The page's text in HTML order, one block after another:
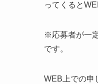
ってくると
※応募者が一
です。
WEB上での申